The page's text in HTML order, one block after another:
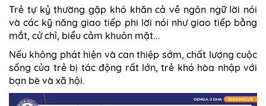
Trẻ tự kỷ thường gặp khó khăn cả về ngôn ngữ lời nói
và các kỹ năng giao tiếp phi lời nói như giao tiếp bằng
mắt, cử chỉ, biểu cảm khuôn mặt...
Nếu không phát hiện và can thiệp sớm, chất lượng cuộc
sống của trẻ bị tác động rất lớn, trẻ khó hòa nhập với
bạn bè và xã hội.